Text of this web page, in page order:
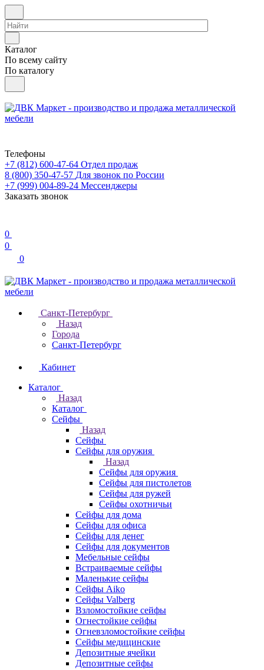
Каталог
По всему сайту
По каталогу
Телефоны
+7 (812) 600-47-64 Отдел продаж
8 (800) 350-47-57 Для звонок по России
+7 (999) 004-89-24 Мессенджеры
Заказать звонок
0
0
0
Санкт-Петербург
Назад
Города
Санкт-Петербург
Кабинет
Каталог
Назад
Каталог
Cейфы
Назад
Cейфы
Cейфы для оружия
Назад
Cейфы для оружия
Сейфы для пистолетов
Сейфы для ружей
Сейфы охотничьи
Cейфы для дома
Cейфы для офиса
Сейфы для денег
Сейфы для документов
Мебельные сейфы
Встраиваемые сейфы
Маленькие сейфы
Сейфы Aiko
Сейфы Valberg
Взломостойкие сейфы
Огнестойкие сейфы
Огневзломостойкие сейфы
Сейфы медицинские
Депозитные ячейки
Депозитные сейфы